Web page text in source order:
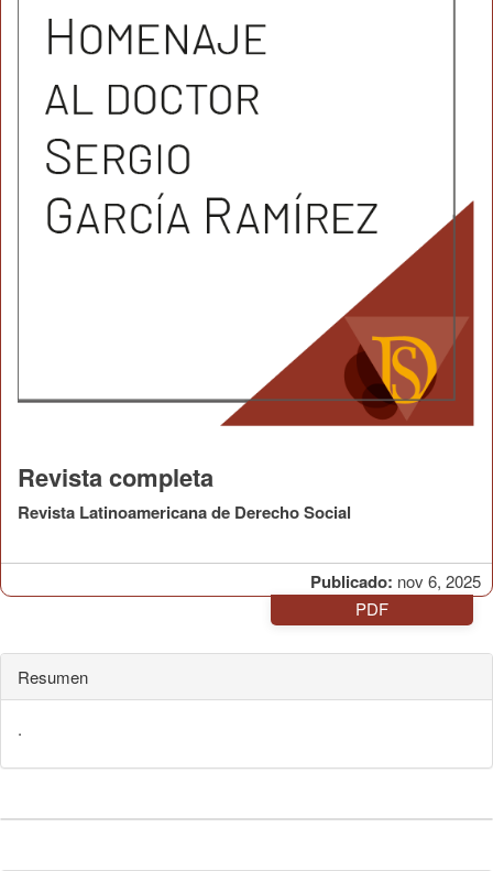
Publicado: nov 6, 2025
Revista completa
Revista Latinoamericana de Derecho Social
PDF
Resumen
.